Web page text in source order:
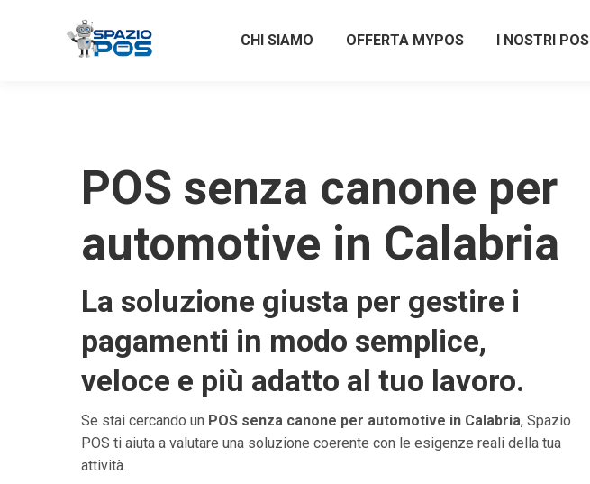
CHI SIAMO OFFERTA MYPOS I NOSTRI POS
POS senza canone per
automotive in Calabria
La soluzione giusta per gestire i
pagamenti in modo semplice,
veloce e più adatto al tuo lavoro.
Se stai cercando un POS senza canone per automotive in Calabria, Spazio
POS ti aiuta a valutare una soluzione coerente con le esigenze reali della tua
attività.